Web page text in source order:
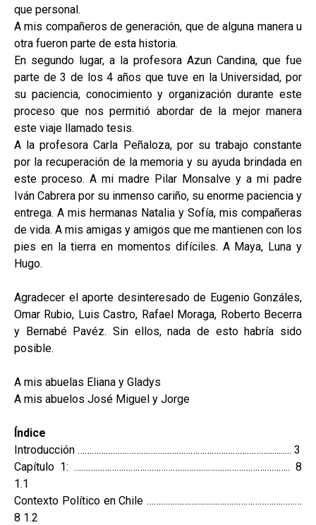
que personal.
A mis compañeros de generación, que de alguna manera u
otra fueron parte de esta historia.
En segundo lugar, a la profesora Azun Candina, que fue
parte de 3 de los 4 años que tuve en la Universidad, por
su paciencia, conocimiento y organización durante este
proceso que nos permitió abordar de la mejor manera
este viaje llamado tesis.
A la profesora Carla Peñaloza, por su trabajo constante
por la recuperación de la memoria y su ayuda brindada en
este proceso. A mi madre Pilar Monsalve y a mi padre
Iván Cabrera por su inmenso cariño, su enorme paciencia y
entrega. A mis hermanas Natalia y Sofía, mis compañeras
de vida. A mis amigas y amigos que me mantienen con los
pies en la tierra en momentos difíciles. A Maya, Luna y
Hugo.
Agradecer el aporte desinteresado de Eugenio Gonzáles,
Omar Rubio, Luis Castro, Rafael Moraga, Roberto Becerra
y Bernabé Pavéz. Sin ellos, nada de esto habría sido
posible.
A mis abuelas Eliana y Gladys
A mis abuelos José Miguel y Jorge
Índice
Introducción ………………………………………………………………………........... 3
Capítulo 1: ……………………………………………………………………………….. 8
1.1
Contexto Político en Chile …………………………………………………………
8 1.2